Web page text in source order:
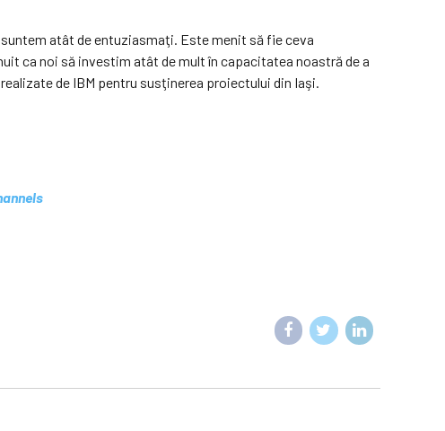
atât de entuziasmaţi. Este menit să fie ceva
ca noi să investim atât de mult în capacitatea noastră de a
de IBM pentru susţinerea proiectului din Iaşi.